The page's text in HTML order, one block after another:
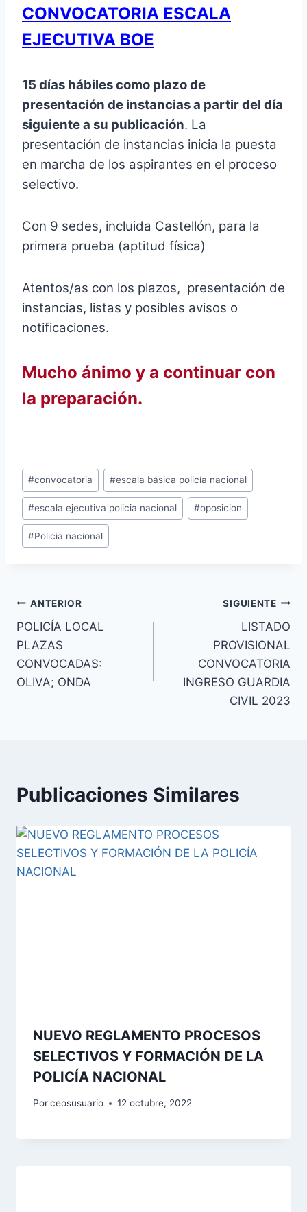
CONVOCATORIA ESCALA
EJECUTIVA BOE
15 días hábiles como plazo de
presentación de instancias a partir del día
siguiente a su publicación. La
presentación de instancias inicia la puesta
en marcha de los aspirantes en el proceso
selectivo.
Con 9 sedes, incluida Castellón, para la
primera prueba (aptitud física)
Atentos/as con los plazos, presentación de
instancias, listas y posibles avisos o
notificaciones.
Mucho ánimo y a continuar con
la preparación.
Etiquetas
de
la
entrada:
#convocatoria #escala básica policía nacional
#escala ejecutiva policia nacional #oposicion
#Policia nacional
Navegación
de
entradas
ANTERIOR
POLICÍA LOCAL
PLAZAS
CONVOCADAS:
OLIVA; ONDA
SIGUIENTE
LISTADO
PROVISIONAL
CONVOCATORIA
INGRESO GUARDIA
CIVIL 2023
Publicaciones Similares
NUEVO REGLAMENTO PROCESOS
SELECTIVOS Y FORMACIÓN DE LA
POLICÍA NACIONAL
Porceosusuario 12 octubre, 2022